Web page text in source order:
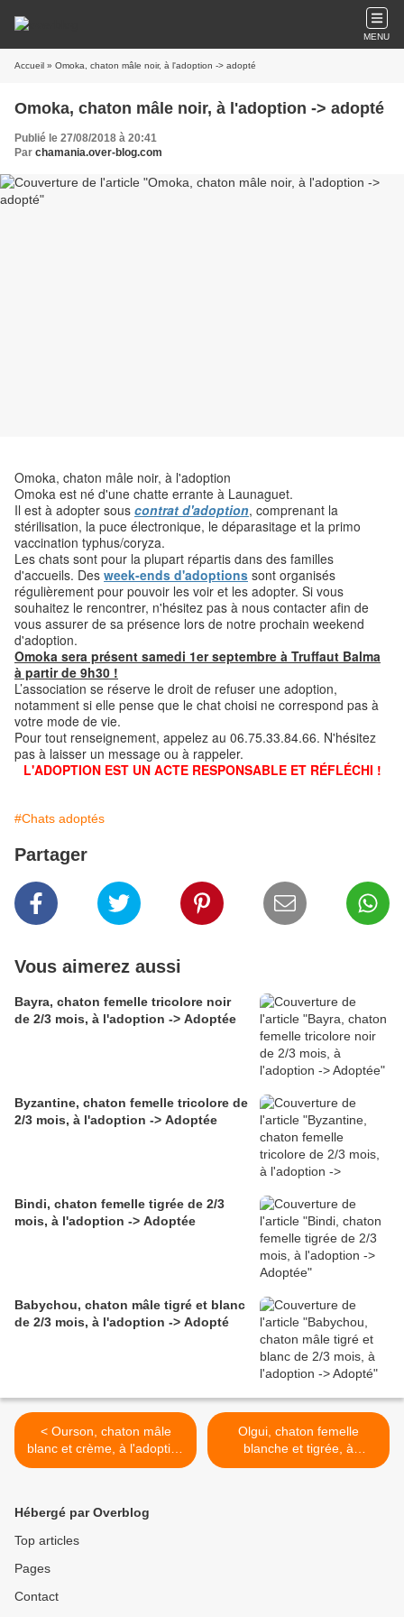
MENU
Accueil » Omoka, chaton mâle noir, à l'adoption -> adopté
Omoka, chaton mâle noir, à l'adoption -> adopté
Publié le 27/08/2018 à 20:41
Par chamania.over-blog.com
Omoka, chaton mâle noir, à l'adoption
Omoka est né d'une chatte errante à Launaguet.
Il est à adopter sous contrat d'adoption, comprenant la
stérilisation, la puce électronique, le déparasitage et la primo
vaccination typhus/coryza.
Les chats sont pour la plupart répartis dans des familles
d'accueils. Des week-ends d'adoptions sont organisés
régulièrement pour pouvoir les voir et les adopter. Si vous
souhaitez le rencontrer, n'hésitez pas à nous contacter afin de
vous assurer de sa présence lors de notre prochain weekend
d'adoption.
Omoka sera présent samedi 1er septembre à Truffaut Balma
à partir de 9h30 !
L’association se réserve le droit de refuser une adoption,
notamment si elle pense que le chat choisi ne correspond pas à
votre mode de vie.
Pour tout renseignement, appelez au 06.75.33.84.66. N'hésitez
pas à laisser un message ou à rappeler.
L'ADOPTION EST UN ACTE RESPONSABLE ET RÉFLÉCHI !
#Chats adoptés
Partager
Vous aimerez aussi
Bayra, chaton femelle tricolore noir
de 2/3 mois, à l'adoption -> Adoptée
Byzantine, chaton femelle tricolore de
2/3 mois, à l'adoption -> Adoptée
Bindi, chaton femelle tigrée de 2/3
mois, à l'adoption -> Adoptée
Babychou, chaton mâle tigré et blanc
de 2/3 mois, à l'adoption -> Adopté
< Ourson, chaton mâle
blanc et crème, à l'adoption
-> adopté
Olgui, chaton femelle
blanche et tigrée, à
l'adoption -> adoptée >
Hébergé par Overblog
Top articles
Pages
Contact